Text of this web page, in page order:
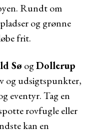
Rundt om
og grønne
frit.
Sø ogDollerup
og udsigtspunkter,
eventyr. Tag en
rovfugle eller
kan en